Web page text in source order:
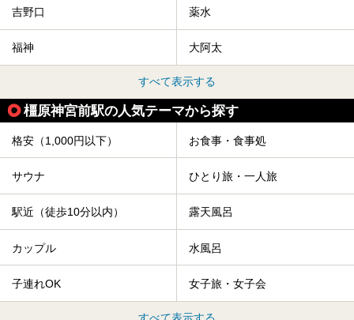
吉野口 薬水
福神 大阿太
すべて表示する
橿原神宮前駅の人気テーマから探す
格安（1,000円以下） お食事・食事処
サウナ ひとり旅・一人旅
駅近（徒歩10分以内） 露天風呂
カップル 水風呂
子連れOK 女子旅・女子会
すべて表示する